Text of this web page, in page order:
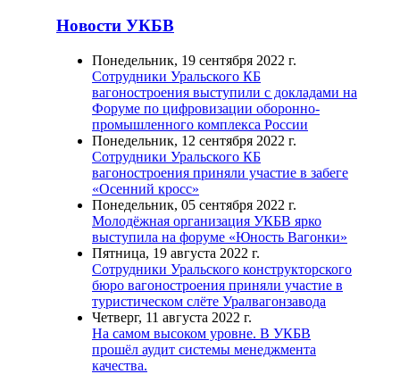
Новости УКБВ
Понедельник, 19 сентября 2022 г.
Сотрудники Уральского КБ
вагоностроения выступили с докладами на
Форуме по цифровизации оборонно-
промышленного комплекса России
Понедельник, 12 сентября 2022 г.
Сотрудники Уральского КБ
вагоностроения приняли участие в забеге
«Осенний кросс»
Понедельник, 05 сентября 2022 г.
Молодёжная организация УКБВ ярко
выступила на форуме «Юность Вагонки»
Пятница, 19 августа 2022 г.
Сотрудники Уральского конструкторского
бюро вагоностроения приняли участие в
туристическом слёте Уралвагонзавода
Четверг, 11 августа 2022 г.
На самом высоком уровне. В УКБВ
прошёл аудит системы менеджмента
качества.